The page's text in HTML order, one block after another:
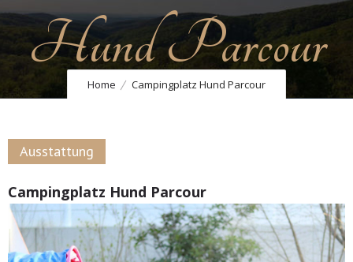
Hund Parcour
Home Campingplatz Hund Parcour
Ausstattung
Campingplatz Hund Parcour